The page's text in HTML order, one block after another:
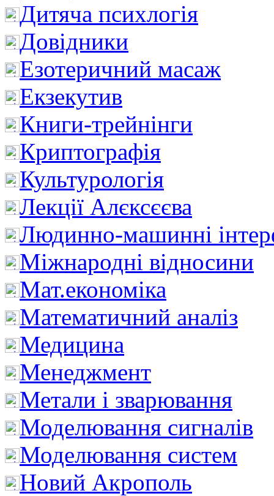
Дитяча психлогія
Довідники
Езотеричний масаж
Екзекутив
Книги-трейнінги
Криптографія
Культурологія
Лекції Алєксєєва
Людинно-машинні
Міжнародні відносини
Мат.економіка
Математичний аналіз
Медицина
Менеджмент
Метали і зварювання
Моделювання сигналів
Моделювання систем
Новий Акрополь